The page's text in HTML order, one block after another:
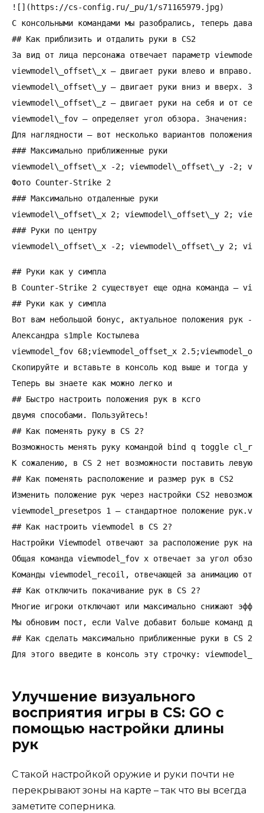
![](https://cs-config.ru/_pu/1/s71165979.jpg)
С консольными командами мы разобрались, теперь
## Как приблизить и отдалить руки в CS2
За вид от лица персонажа отвечает параметр
viewmodel\_offset\_x — двигает руки влево и вправо.
viewmodel\_offset\_y — двигает руки вниз и вверх.
viewmodel\_offset\_z — двигает руки на себя и от
viewmodel\_fov — определяет угол обзора. Значения:
Для наглядности — вот несколько вариантов положения
### Максимально приближенные руки
viewmodel\_offset\_x -2; viewmodel\_offset\_y -2;
Фото Counter-Strike 2
### Максимально отдаленные руки
viewmodel\_offset\_x 2; viewmodel\_offset\_y 2;
### Руки по центру
viewmodel\_offset\_x -2; viewmodel\_offset\_y 2;
## Руки как у симпла
В Counter-Strike 2 существует еще одна команда —
## Руки как у симпла
Вот вам небольшой бонус, актуальное положения рук -
Александра s1mple Костылева
viewmodel_fov 68;viewmodel_offset_x
Скопируйте и вставьте в консоль код выше и тогда у
Теперь вы знаете как можно легко и
## Быстро настроить положения рук в ксго
двумя способами. Пользуйтесь!
## Как поменять руку в CS 2?
Возможность менять руку командой bind q toggle
К сожалению, в CS 2 нет возможности поставить левую
## Как поменять расположение и размер рук в CS2
Изменить положение рук через настройки CS2
viewmodel_presetpos 1 — стандартное положение
## Как настроить viewmodel в CS 2?
Настройки Viewmodel отвечают за расположение рук
Общая команда viewmodel_fov x отвечает за угол
Команды viewmodel_recoil, отвечающей за анимацию
## Как отключить покачивание рук в CS 2?
Многие игроки отключают или максимально снижают
Мы обновим пост, если Valve добавит больше команд
## Как сделать максимально приближенные руки в CS 2?
Для этого введите в консоль эту строчку:
Улучшение визуального
восприятия игры в CS: GO с
помощью настройки длины
рук
С такой настройкой оружие и руки почти не
перекрывают зоны на карте – так что вы всегда
заметите соперника.